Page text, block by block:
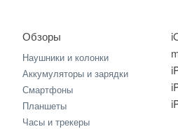
Обзоры
Наушники и колонки
Аккумуляторы и зарядки
Смартфоны
Планшеты
Часы и трекеры